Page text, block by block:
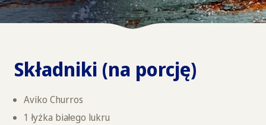
Składniki (na porcję)
Aviko Churros
1 łyżka białego lukru